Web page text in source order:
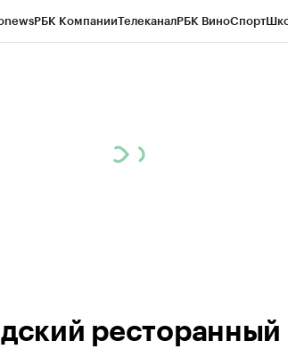
РБК КомпанииТелеканалРБК ВиноСпорт